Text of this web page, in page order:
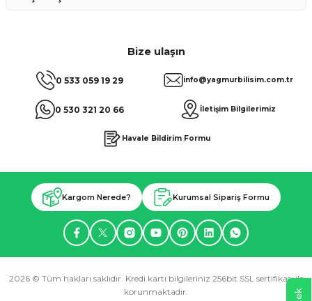
Bize ulaşın
0 533 059 19 29
0 530 321 20 66
info@yagmurbilisim.com.tr
İletişim Bilgilerimiz
Havale Bildirim Formu
Kargom Nerede? Kurumsal Sipariş Formu
2026 © Tüm hakları saklıdır. Kredi kartı bilgileriniz 256bit SSL sertifikası ile
korunmaktadır.